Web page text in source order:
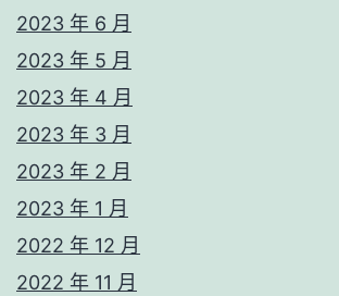
2023 年 6 月
2023 年 5 月
2023 年 4 月
2023 年 3 月
2023 年 2 月
2023 年 1 月
2022 年 12 月
2022 年 11 月